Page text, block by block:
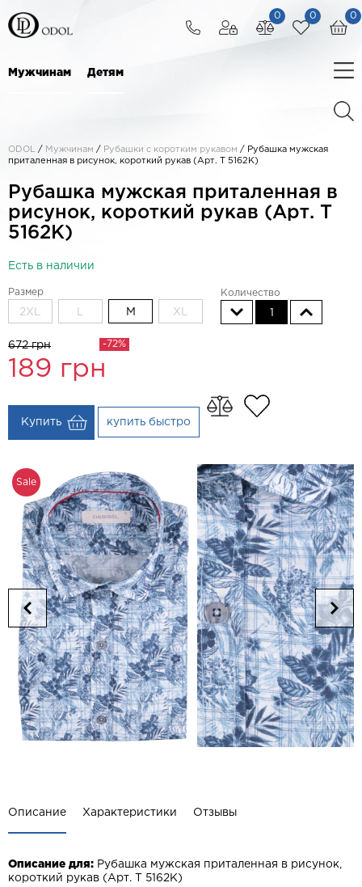
0
0
0
Мужчинам Детям
ODOL / Мужчинам / Рубашки с коротким рукавом / Рубашка мужская
приталенная в рисунок, короткий рукав (Арт. T 5162K)
Рубашка мужская приталенная в
рисунок, короткий рукав (Арт. T
5162K)
Есть в наличии
Размер
2XL M XL
Количество
672 грн
189 грн
-72%
Купить купить быстро
Sale
Описание Характеристики Отзывы
Описание для: Рубашка мужская приталенная в рисунок,
короткий рукав (Арт. T 5162K)